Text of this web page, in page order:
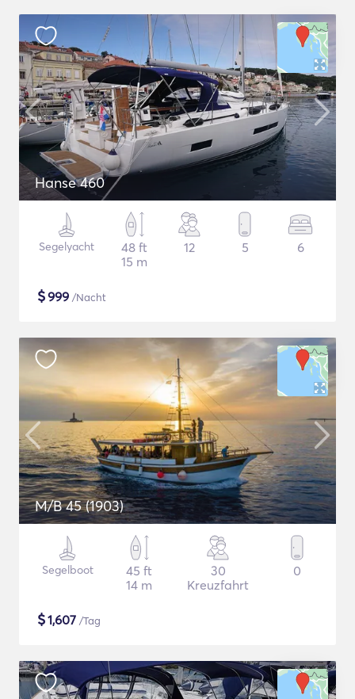
Hanse 460
Segelyacht
48 ft
15 m
12 5 6
$999 /Nacht
M/B 45 (1903)
Segelboot
45 ft
14 m
30
Kreuzfahrt
0
$1,607 /Tag